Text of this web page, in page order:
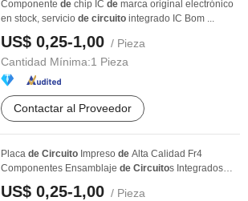
Componente de chip IC de marca original electrónico
en stock, servicio de circuito integrado IC Bom ...
US$ 0,25-1,00 / Pieza
Cantidad Mínima:1 Pieza
Contactar al Proveedor
Placa de Circuito Impreso de Alta Calidad Fr4
Componentes Ensamblaje de Circuitos Integrados
PCBA 18 ...
US$ 0,25-1,00 / Pieza